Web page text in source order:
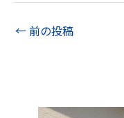
←前の投稿